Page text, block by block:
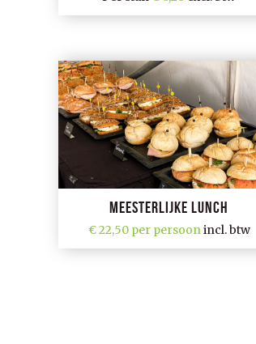
Meesterlijke Lunch
22,50 per persoonincl. btw